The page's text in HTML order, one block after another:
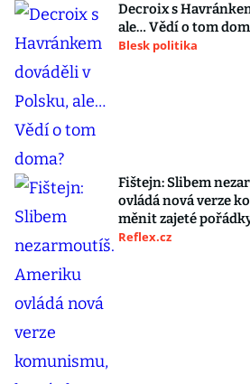
Decroix s
ale… Vědí o tom
Blesk politika
Fištejn: Slibem
ovládá nová verze
měnit zajeté
Reflex.cz